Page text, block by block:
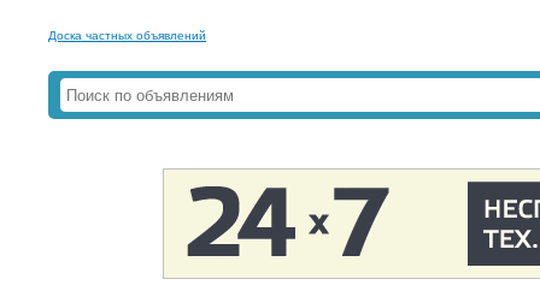
Доска частных объявлений